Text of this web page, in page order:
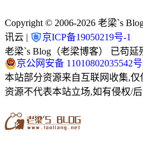
Copyright © 2006-2026 老梁`s
讯云 |
京ICP备19050219号-1
老梁`s Blog（老梁博客） 已苟延
京公网安备 11010802035542号
本站部分资源来自互联网收集,
资源不代表本站立场,如有侵权/